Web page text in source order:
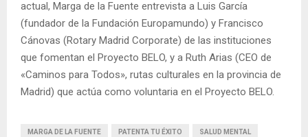
actual, Marga de la Fuente entrevista a Luis García
(fundador de la Fundación Europamundo) y Francisco
Cánovas (Rotary Madrid Corporate) de las instituciones
que fomentan el Proyecto BELO, y a Ruth Arias (CEO de
«Caminos para Todos», rutas culturales en la provincia de
Madrid) que actúa como voluntaria en el Proyecto BELO.
MARGA DE LA FUENTE PATENTA TU ÉXITO SALUD MENTAL